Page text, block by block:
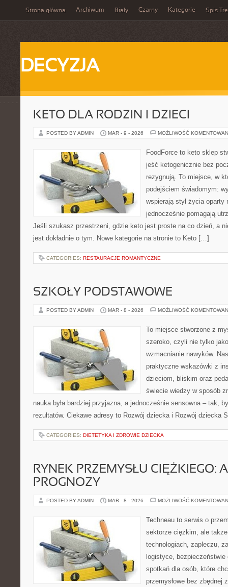
Strona główna Archiwum Biały Czarny Kategorie Spis
DECYZJA
KETO DLA RODZIN I DZIECI
POSTED BY ADMIN MAR - 9 - 2026 MOŻLIWOŚĆ
FoodForce to keto sklep
jeść ketogenicznie bez
rezygnują. To miejsce, w
podejściem świadomym:
wspierają styl życia oparty
jednocześnie pomagają
Jeśli szukasz przestrzeni, gdzie keto jest proste na co dzień, a
jest dokładnie o tym. Nowe kategorie na stronie to Keto […]
CATEGORIES: RESTAURACJE ROMANTYCZNE
SZKOŁY PODSTAWOWE
POSTED BY ADMIN MAR - 8 - 2026 MOŻLIWOŚĆ
To miejsce stworzone z
szeroko, czyli nie tylko
wzmacnianie nawyków.
praktyczne wskazówki z
dzieciom, bliskim oraz
świecie wiedzy w sposób
nauka była bardziej przyjazna, a jednocześnie sensowna – tak,
rezultatów. Ciekawe adresy to Rozwój dziecka i Rozwój dziecka
CATEGORIES: DIETETYKA I ZDROWIE DZIECKA
RYNEK PRZEMYSŁU CIĘŻKIEGO:
PROGNOZY
POSTED BY ADMIN MAR - 8 - 2026 MOŻLIWOŚĆ
Techneau to serwis o
sektorze ciężkim, ale
technologiach, zapleczu,
logistyce,
spotkań dla osób, które
przemysłowe bez zbędnej